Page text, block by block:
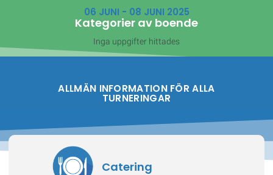
06 JUNI - 08 JUNI 2025
Kategorier av boende
Inga uppgifter hittades
ALLMÄN INFORMATION FÖR ALLA
TURNERINGAR
Catering